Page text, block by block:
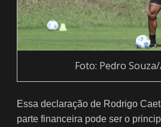
Foto: Pedro
Essa declaração de Rodrigo
parte financeira pode ser o